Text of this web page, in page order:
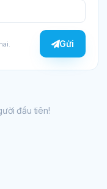
Gửi
đầu tiên!